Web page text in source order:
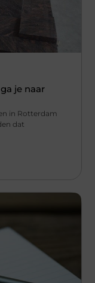
je naar
in Rotterdam
dat